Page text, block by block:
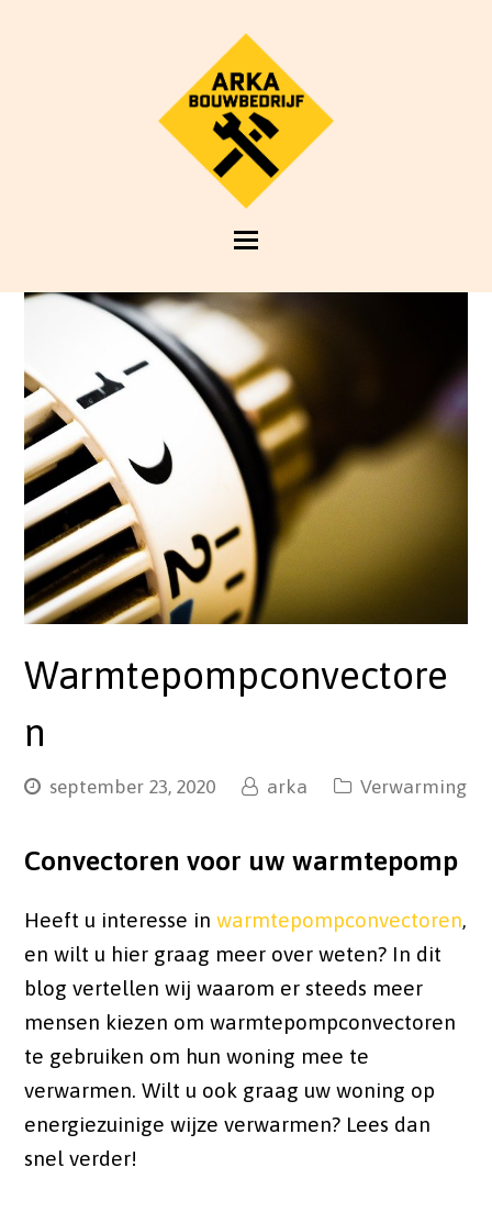
Menu
Warmtepompconvectore
n
september 23, 2020 arka Verwarming
Convectoren voor uw warmtepomp
Heeft u interesse inwarmtepompconvectoren,
en wilt u hier graag meer over weten? In dit
blog vertellen wij waarom er steeds meer
mensen kiezen om warmtepompconvectoren
te gebruiken om hun woning mee te
verwarmen. Wilt u ook graag uw woning op
energiezuinige wijze verwarmen? Lees dan
snel verder!